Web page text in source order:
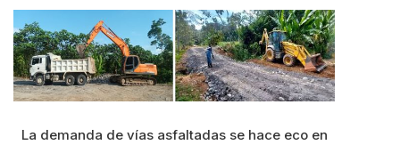
La demanda de vías asfaltadas se hace eco en